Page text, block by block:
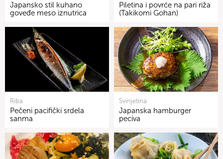
Japansko stil kuhano
goveđe meso iznutrica
Piletina i povrće na pari riža
(Takikomi Gohan)
Riba
Pečeni pacifički srdela
sanma
Svinjetina
Japanska hamburger
peciva